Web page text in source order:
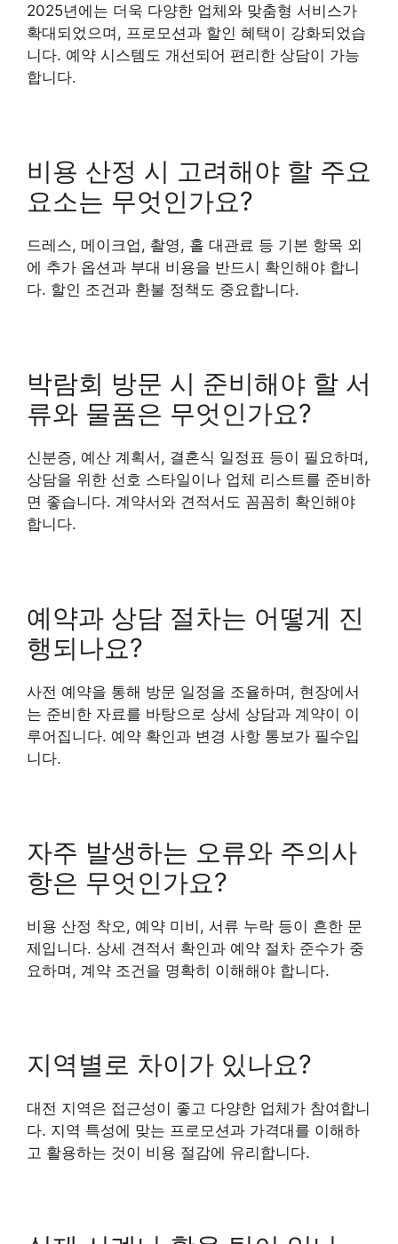
2025년에는 더욱 다양한 업체와 맞춤형 서비스가
확대되었으며, 프로모션과 할인 혜택이 강화되었습
니다. 예약 시스템도 개선되어 편리한 상담이 가능
합니다.
비용 산정 시 고려해야 할 주요
요소는 무엇인가요?
드레스, 메이크업, 촬영, 홀 대관료 등 기본 항목 외
에 추가 옵션과 부대 비용을 반드시 확인해야 합니
다. 할인 조건과 환불 정책도 중요합니다.
박람회 방문 시 준비해야 할 서
류와 물품은 무엇인가요?
신분증, 예산 계획서, 결혼식 일정표 등이 필요하며,
상담을 위한 선호 스타일이나 업체 리스트를 준비하
면 좋습니다. 계약서와 견적서도 꼼꼼히 확인해야
합니다.
예약과 상담 절차는 어떻게 진
행되나요?
사전 예약을 통해 방문 일정을 조율하며, 현장에서
는 준비한 자료를 바탕으로 상세 상담과 계약이 이
루어집니다. 예약 확인과 변경 사항 통보가 필수입
니다.
자주 발생하는 오류와 주의사
항은 무엇인가요?
비용 산정 착오, 예약 미비, 서류 누락 등이 흔한 문
제입니다. 상세 견적서 확인과 예약 절차 준수가 중
요하며, 계약 조건을 명확히 이해해야 합니다.
지역별로 차이가 있나요?
대전 지역은 접근성이 좋고 다양한 업체가 참여합니
다. 지역 특성에 맞는 프로모션과 가격대를 이해하
고 활용하는 것이 비용 절감에 유리합니다.